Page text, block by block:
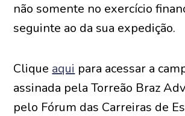
não somente no exercício
seguinte ao da sua expedição.
Clique aqui para acessar a
assinada pela Torreão Braz
pelo Fórum das Carreiras de